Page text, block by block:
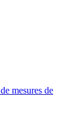
mesures de